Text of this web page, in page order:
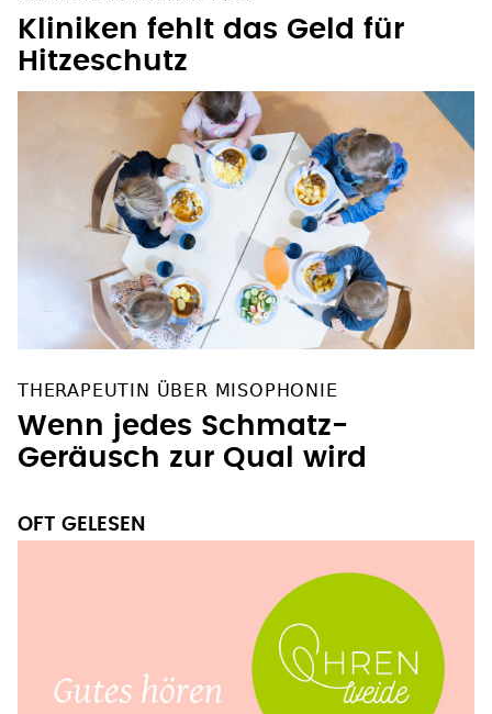
ALARMIERENDER APPELL
Kliniken fehlt das Geld für
THERAPEUTIN ÜBER MISOPHONIE
Wenn jedes Schmatz-
Geräusch zur Qual wird
OFT GELESEN